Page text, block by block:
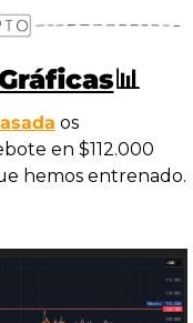
📊
os
en $112.000
hemos entrenado.